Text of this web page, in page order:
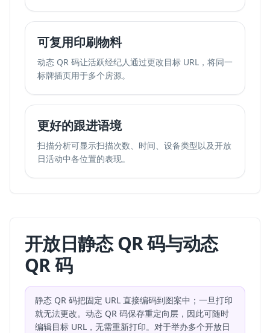
可复用印刷物料
动态 QR 码让活跃经纪人通过更改目标 URL，将同一
标牌插页用于多个房源。
更好的跟进语境
扫描分析可显示扫描次数、时间、设备类型以及开放
日活动中各位置的表现。
开放日静态 QR 码与动态
QR 码
静态 QR 码把固定 URL 直接编码到图案中；一旦打印
就无法更改。动态 QR 码保存重定向层，因此可随时
编辑目标 URL，无需重新打印。对于举办多个开放日